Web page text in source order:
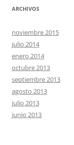
ARCHIVOS
noviembre 2015
julio 2014
enero 2014
octubre 2013
septiembre 2013
agosto 2013
julio 2013
junio 2013